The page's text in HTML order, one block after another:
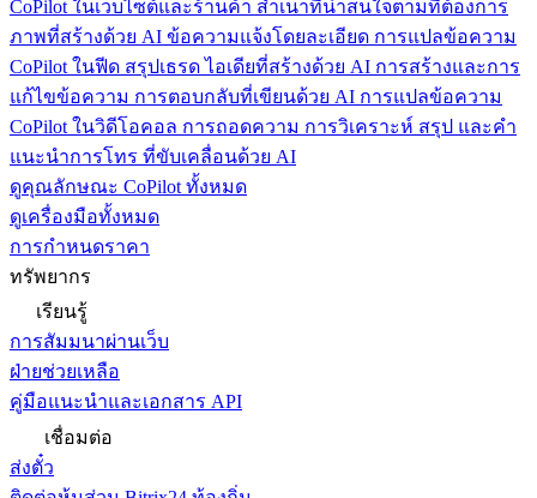
CoPilot ในเว็บไซต์และร้านค้า สำเนาที่น่าสนใจตามที่ต้องการ
ภาพที่สร้างด้วย AI ข้อความแจ้งโดยละเอียด การแปลข้อความ
CoPilot ในฟีด สรุปเธรด ไอเดียที่สร้างด้วย AI การสร้างและการ
แก้ไขข้อความ การตอบกลับที่เขียนด้วย AI การแปลข้อความ
CoPilot ในวิดีโอคอล การถอดความ การวิเคราะห์ สรุป และคำ
แนะนำการโทร ที่ขับเคลื่อนด้วย AI
ดูคุณลักษณะ CoPilot ทั้งหมด
ดูเครื่องมือทั้งหมด
การกำหนดราคา
ทรัพยากร
เรียนรู้
การสัมมนาผ่านเว็บ
ฝ่ายช่วยเหลือ
คู่มือแนะนำและเอกสาร API
เชื่อมต่อ
ส่งตั๋ว